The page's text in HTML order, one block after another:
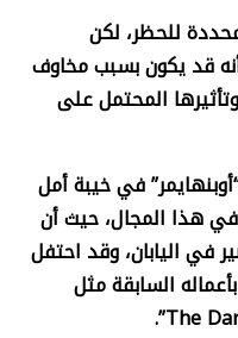
للحظر، لكن
قد يكون بسبب مخاوف
المحتمل على
في خيبة أمل
هذا المجال، حيث أن
في اليابان، وقد احتفل
السابقة مثل
The